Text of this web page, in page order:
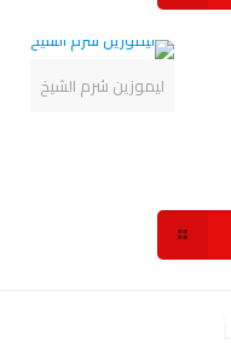
ليموزين شرم الشيخ